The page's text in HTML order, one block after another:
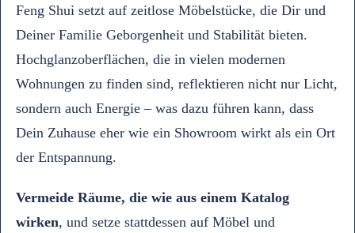
Feng Shui setzt auf zeitlose Möbelstücke, die Dir und
Deiner Familie Geborgenheit und Stabilität bieten.
Hochglanzoberflächen, die in vielen modernen
Wohnungen zu finden sind, reflektieren nicht nur Licht,
sondern auch Energie – was dazu führen kann, dass
Dein Zuhause eher wie ein Showroom wirkt als ein Ort
der Entspannung.
Vermeide Räume, die wie aus einem Katalog
wirken, und setze stattdessen auf Möbel und